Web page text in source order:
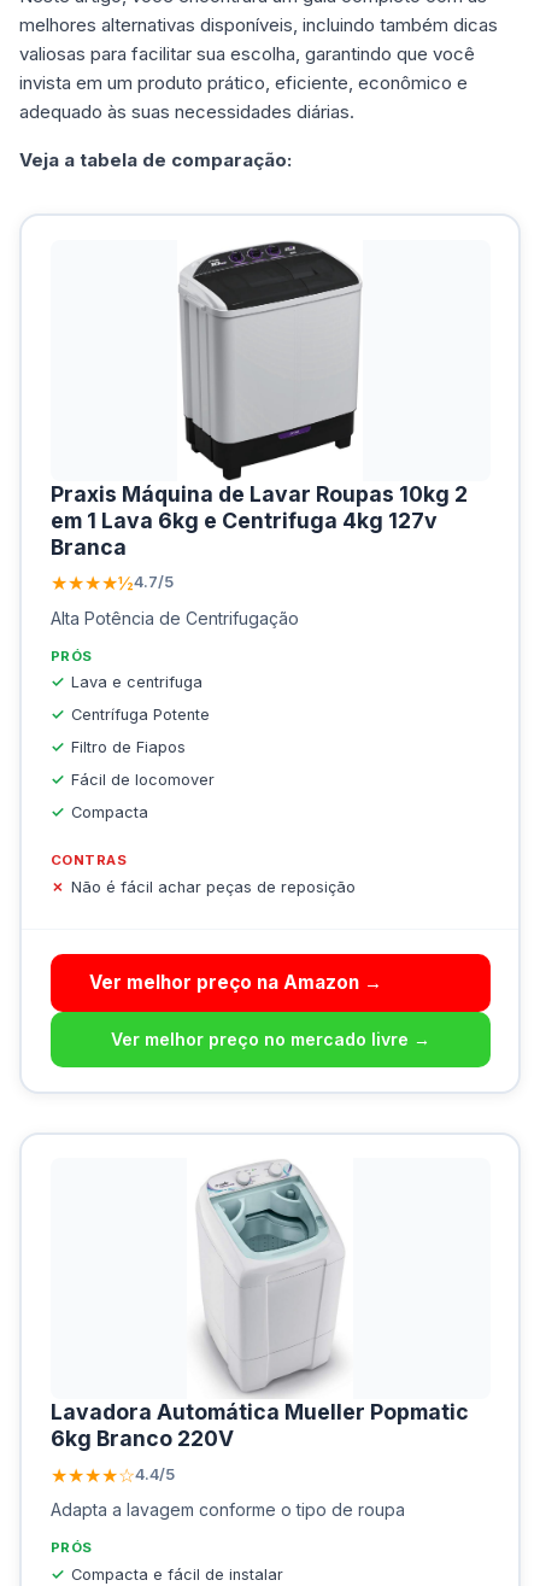
melhores alternativas disponíveis, incluindo também dicas
valiosas para facilitar sua escolha, garantindo que você
invista em um produto prático, eficiente, econômico e
adequado às suas necessidades diárias.
Veja a tabela de comparação:
Praxis Máquina de Lavar Roupas 10kg 2
em 1 Lava 6kg e Centrifuga 4kg 127v
Branca
★★★★½4.7/5
Alta Potência de Centrifugação
PRÓS
Lava e centrifuga
Centrífuga Potente
Filtro de Fiapos
Fácil de locomover
Compacta
CONTRAS
Não é fácil achar peças de reposição
Ver melhor preço na Amazon →
Ver melhor preço no mercado livre →
Lavadora Automática Mueller Popmatic
6kg Branco 220V
★★★★☆4.4/5
Adapta a lavagem conforme o tipo de roupa
PRÓS
Compacta e fácil de instalar